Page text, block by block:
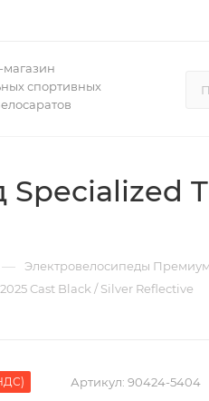
спортивных
— Электровелосипеды
Cast Black / Silver Reflective
Артикул: 90424-5404